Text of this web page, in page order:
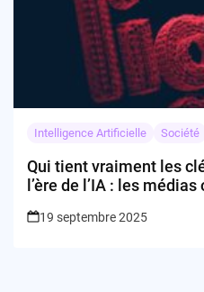
Intelligence Artificielle Société
Qui tient vraiment les
l’ère de l’IA : les médias
19 septembre 2025